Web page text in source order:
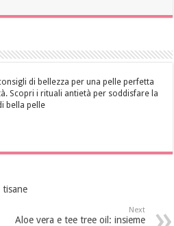
di bellezza per una pelle perfetta
Scopri i rituali antietà per soddisfare la
bella pelle
tisane
Next
Aloe vera e tee tree oil: insieme